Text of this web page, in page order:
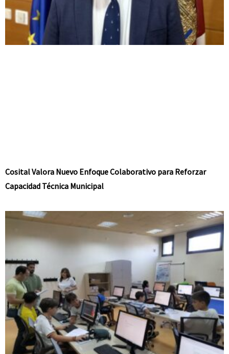
Cosital Valora Nuevo Enfoque Colaborativo para Reforzar
Capacidad Técnica Municipal